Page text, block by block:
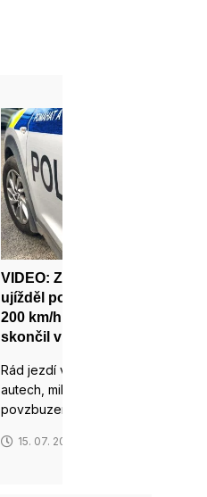
VIDEO: Zfetovaný šofér
ujížděl policistům rychlostí
200 km/h. Pak se vyboural a
skončil v cele
Rád jezdí ve vypůjčených
autech, miluje rychlost a pro
povzbuzení…
15. 07. 2026